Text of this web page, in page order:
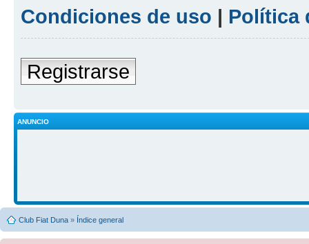
Condiciones de uso | Política
Registrarse
ANUNCIO
Club Fiat Duna » Índice general